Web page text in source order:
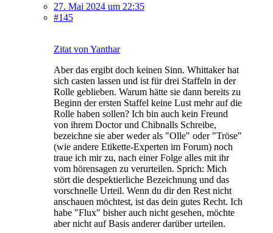
27. Mai 2024 um 22:35
#145
Zitat von Yanthar
Aber das ergibt doch keinen Sinn. Whittaker hat
sich casten lassen und ist für drei Staffeln in der
Rolle geblieben. Warum hätte sie dann bereits zu
Beginn der ersten Staffel keine Lust mehr auf die
Rolle haben sollen? Ich bin auch kein Freund
von ihrem Doctor und Chibnalls Schreibe,
bezeichne sie aber weder als "Olle" oder "Tröse"
(wie andere Etikette-Experten im Forum) noch
traue ich mir zu, nach einer Folge alles mit ihr
vom hörensagen zu verurteilen. Sprich: Mich
stört die despektierliche Bezeichnung und das
vorschnelle Urteil. Wenn du dir den Rest nicht
anschauen möchtest, ist das dein gutes Recht. Ich
habe "Flux" bisher auch nicht gesehen, möchte
aber nicht auf Basis anderer darüber urteilen.